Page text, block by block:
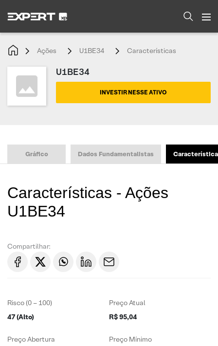
Ações U1BE34 Características
U1BE34
INVESTIR NESSE ATIVO
Gráfico Dados Fundamentalistas
Características - Ações
U1BE34
Compartilhar:
Risco (0 – 100)
47 (Alto)
Preço Atual
R$ 95,04
Preço Abertura
Preço Mínimo